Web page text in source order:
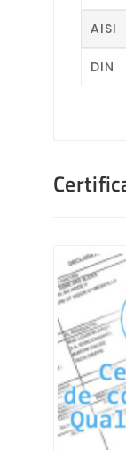
AISI
DIN